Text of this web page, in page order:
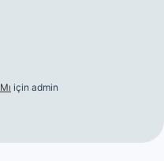
için admin